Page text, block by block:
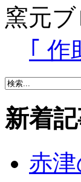
窯元
｢ 作
新着
赤